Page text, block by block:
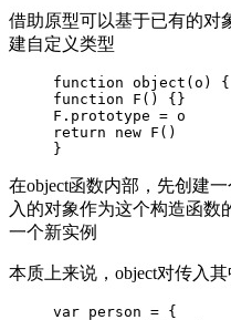
借助原型可以基于已有的对
建自定义类型
function object(o) {
function F() {}
F.prototype = o
return new F()
}
在object函数内部，先创建
入的对象作为这个构造函数
一个新实例
本质上来说，object对传入
var person = {